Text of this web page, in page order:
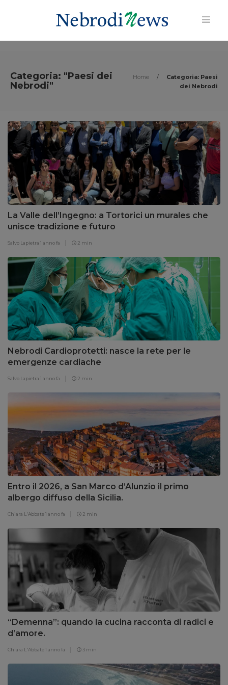
Categoria: "Paesi dei
Nebrodi"
Home /
Categoria: Paesi
dei Nebrodi
La Valle dell’Ingegno: a Tortorici un murales che
unisce tradizione e futuro
Salvo Lapietra 1 anno fa 2 min
Nebrodi Cardioprotetti: nasce la rete per le
emergenze cardiache
Salvo Lapietra 1 anno fa 2 min
Entro il 2026, a San Marco d’Alunzio il primo
albergo diffuso della Sicilia.
Chiara L'Abbate1 anno fa 2 min
“Demenna”: quando la cucina racconta di radici e
d’amore.
Chiara L'Abbate1 anno fa 3 min